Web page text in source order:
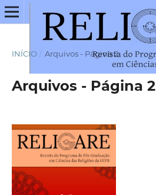
INÍCIO / Arquivos - Página 2
Arquivos - Página 2